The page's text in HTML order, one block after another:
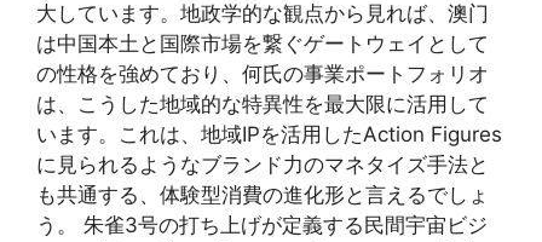
大しています。地政学的な観点から見れば、澳门
は中国本土と国際市場を繋ぐゲートウェイとして
の性格を強めており、何氏の事業ポートフォリオ
は、こうした地域的な特異性を最大限に活用して
います。これは、地域IPを活用したAction Figures
に見られるようなブランド力のマネタイズ手法と
も共通する、体験型消費の進化形と言えるでしょ
う。 朱雀3号の打ち上げが定義する民間宇宙ビジ